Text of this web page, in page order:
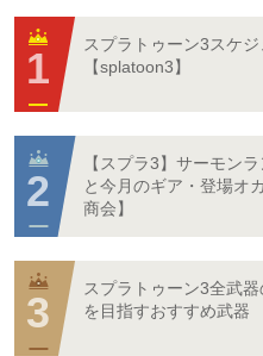
スプラトゥーン3スケ
【splatoon3】
【スプラ3】サーモン
と今月のギア・登場オ
商会】
スプラトゥーン3全武
を目指すおすすめ武器